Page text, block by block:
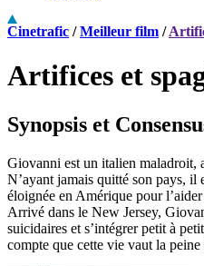
Cinetrafic /Meilleur film /
Artifices et
Synopsis et
Giovanni est un italien maladroit,
N’ayant jamais quitté son pays, il
éloignée en Amérique pour
Arrivé dans le New Jersey,
suicidaires et s’intégrer petit à
compte que cette vie vaut la peine